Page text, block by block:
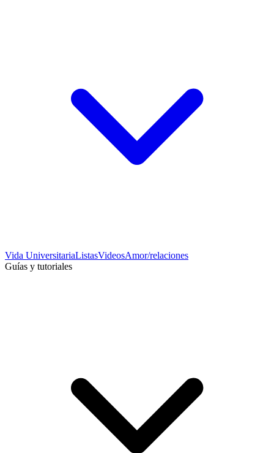
Vida UniversitariaListasVideosAmor/relaciones
Guías y tutoriales